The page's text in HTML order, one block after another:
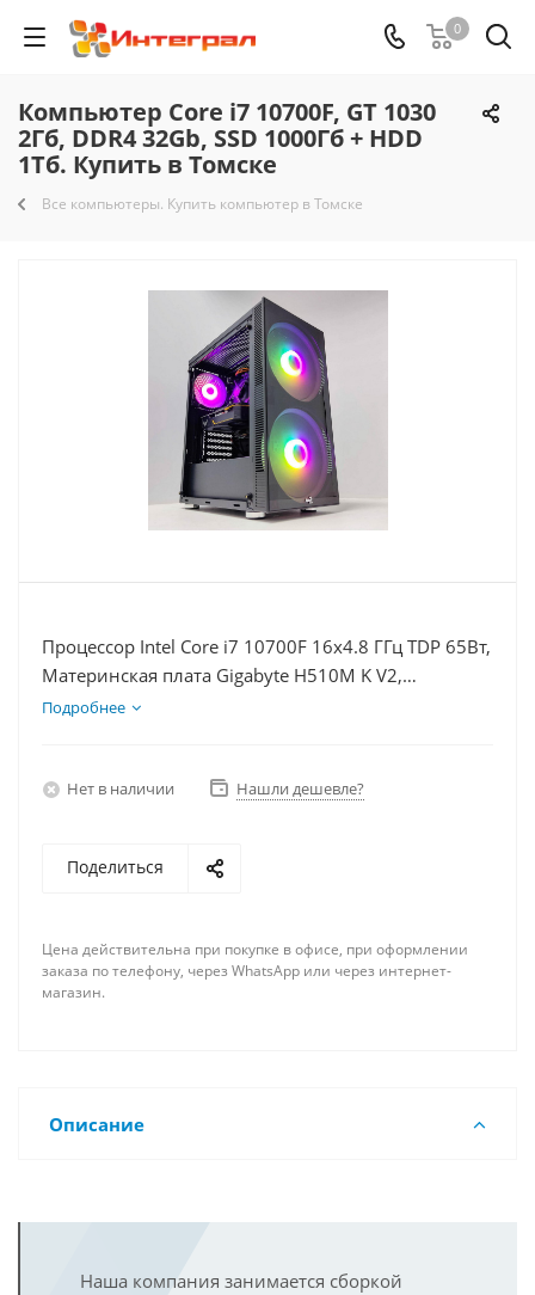
0
Компьютер Core i7 10700F, GT 1030
2Гб, DDR4 32Gb, SSD 1000Гб + HDD
1Тб. Купить в Томске
Все компьютеры. Купить компьютер в Томске
Процессор Intel Core i7 10700F 16x4.8 ГГц TDP 65Вт,
Материнская плата Gigabyte H510M K V2,
Видеокарта GT 1030 2Гб, Память DDR4 32Gb,
Подробнее
Нет в наличии Нашли дешевле?
Поделиться
Цена действительна при покупке в офисе, при оформлении
заказа по телефону, через WhatsApp или через интернет-
магазин.
Описание
Наша компания занимается сборкой